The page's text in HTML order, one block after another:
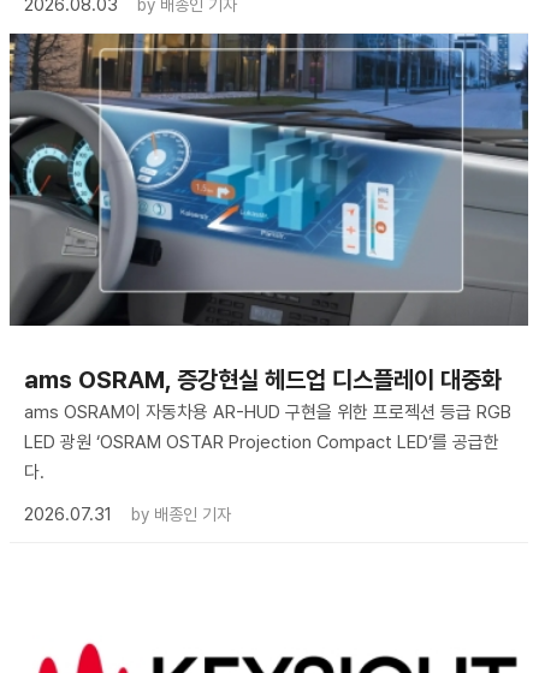
2026.08.03 by 배종인 기자
ams OSRAM, 증강현실 헤드업 디스플레이 대중화
ams OSRAM이 자동차용 AR-HUD 구현을 위한 프로젝션 등급 RGB
LED 광원 ‘OSRAM OSTAR Projection Compact LED’를 공급한
다.
2026.07.31
by 배종인 기자